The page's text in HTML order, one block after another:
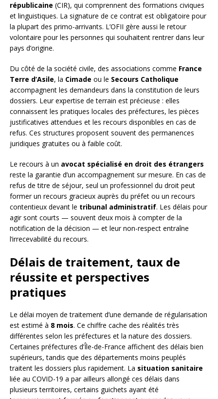
républicaine (CIR), qui comprennent des formations civiques
et linguistiques. La signature de ce contrat est obligatoire pour
la plupart des primo-arrivants. L’OFII gère aussi le retour
volontaire pour les personnes qui souhaitent rentrer dans leur
pays d’origine.
Du côté de la société civile, des associations comme France
Terre d’Asile, la Cimade ou le Secours Catholique
accompagnent les demandeurs dans la constitution de leurs
dossiers. Leur expertise de terrain est précieuse : elles
connaissent les pratiques locales des préfectures, les pièces
justificatives attendues et les recours disponibles en cas de
refus. Ces structures proposent souvent des permanences
juridiques gratuites ou à faible coût.
Le recours à un avocat spécialisé en droit des étrangers
reste la garantie d’un accompagnement sur mesure. En cas de
refus de titre de séjour, seul un professionnel du droit peut
former un recours gracieux auprès du préfet ou un recours
contentieux devant le tribunal administratif. Les délais pour
agir sont courts — souvent deux mois à compter de la
notification de la décision — et leur non-respect entraîne
l’irrecevabilité du recours.
Délais de traitement, taux de
réussite et perspectives
pratiques
Le délai moyen de traitement d’une demande de régularisation
est estimé à 8 mois. Ce chiffre cache des réalités très
différentes selon les préfectures et la nature des dossiers.
Certaines préfectures d’Île-de-France affichent des délais bien
supérieurs, tandis que des départements moins peuplés
traitent les dossiers plus rapidement. La situation sanitaire
liée au COVID-19 a par ailleurs allongé ces délais dans
plusieurs territoires, certains guichets ayant été